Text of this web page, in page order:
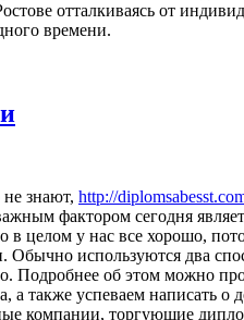
отталкиваясь от
времени.
знaют, http://
фактором сегодня
у нас все хорошо,
используются два
Подробнее об этом можно
также успеваем написать
компании, торгующие